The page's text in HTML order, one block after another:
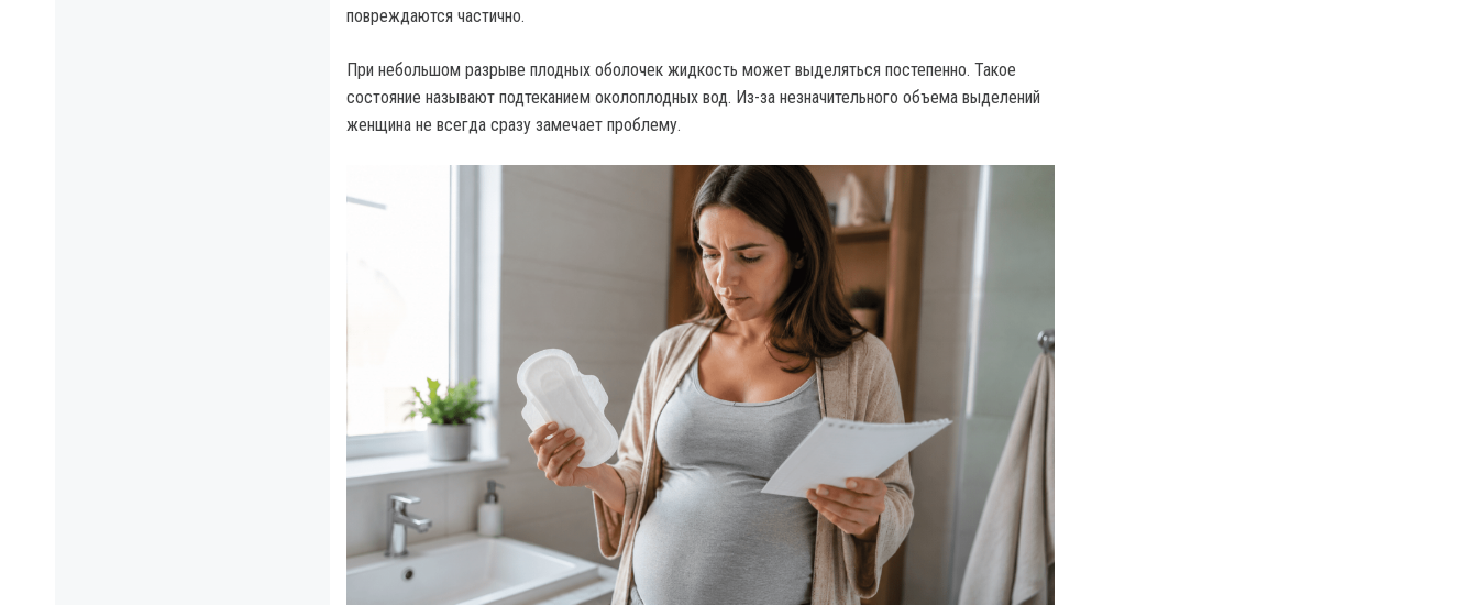
повреждаются частично.
При небольшом разрыве плодных оболочек жидкость может выделяться постепенно. Такое
состояние называют подтеканием околоплодных вод. Из-за незначительного объема выделений
женщина не всегда сразу замечает проблему.